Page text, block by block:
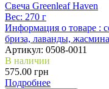
Свеча Greenleaf Haven
Вес: 270 г
Информация о товаре :
бриза, лаванды,
Артикул: 0508-0011
В наличии
575.00 грн
Подробнее